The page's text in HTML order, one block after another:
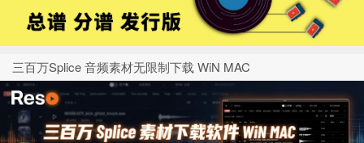
三百万Splice 音频素材无限制下载 WiN MAC